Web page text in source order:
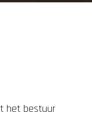
het bestuur